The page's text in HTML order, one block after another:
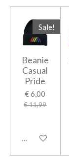
Sale!
Beanie
Casual
Pride
€ 6,00
€ 11,99
In winkelwagen